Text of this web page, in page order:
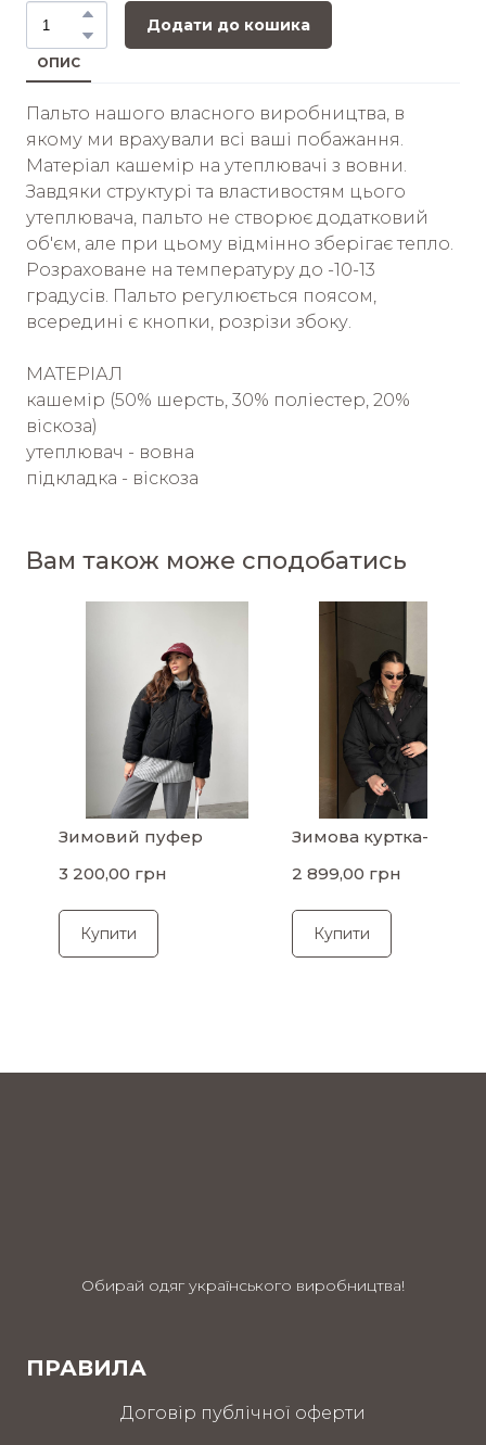
Додати до кошика
ОПИС
Пальто нашого власного виробництва, в
якому ми врахували всі ваші побажання.
Матеріал кашемір на утеплювачі з вовни.
Завдяки структурі та властивостям цього
утеплювача, пальто не створює додатковий
об'єм, але при цьому відмінно зберігає тепло.
Розраховане на температуру до -10-13
градусів. Пальто регулюється поясом,
всередині є кнопки, розрізи збоку.
МАТЕРІАЛ
кашемір (50% шерсть, 30% поліестер, 20%
віскоза)
утеплювач - вовна
підкладка - віскоза
Вам також може сподобатись
Зимовий пуфер
3 200,00 грн
Купити
Зимова куртка-
2 899,00 грн
Купити
Обирай одяг українського виробництва!
ПРАВИЛА
Договір публічної оферти